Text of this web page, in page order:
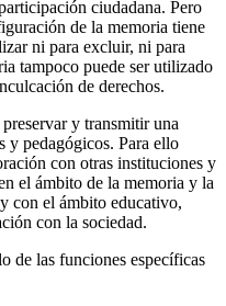
ciudadana. Pero
de la memoria tiene
ni para excluir, ni para
tampoco puede ser utilizado
de derechos.
y transmitir una
y pedagógicos. Para ello
con otras instituciones y
el ámbito de la memoria y la
con el ámbito educativo,
con la sociedad.
de las funciones específicas